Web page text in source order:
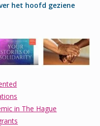
het hoofd geziene
in The Hague